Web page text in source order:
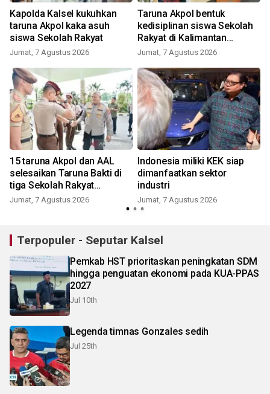
Kapolda Kalsel kukuhkan
taruna Akpol kaka asuh
siswa Sekolah Rakyat
Jumat, 7 Agustus 2026
Taruna Akpol bentuk
kedisiplinan siswa Sekolah
Rakyat di Kalimantan
Selatan
Jumat, 7 Agustus 2026
15 taruna Akpol dan AAL
selesaikan Taruna Bakti di
tiga Sekolah Rakyat
Banjarbaru
Jumat, 7 Agustus 2026
Indonesia miliki KEK siap
dimanfaatkan sektor
industri
Jumat, 7 Agustus 2026
Terpopuler - Seputar Kalsel
Pemkab HST prioritaskan peningkatan SDM
hingga penguatan ekonomi pada KUA-PPAS
2027
Jul 10th
Legenda timnas Gonzales sedih
Jul 25th